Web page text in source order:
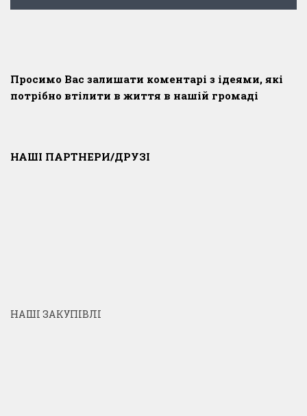
Просимо Вас залишати коментарі з ідеями, які
потрібно втілити в життя в нашій громаді
НАШІ ПАРТНЕРИ/ДРУЗІ
НАШІ ЗАКУПІВЛІ